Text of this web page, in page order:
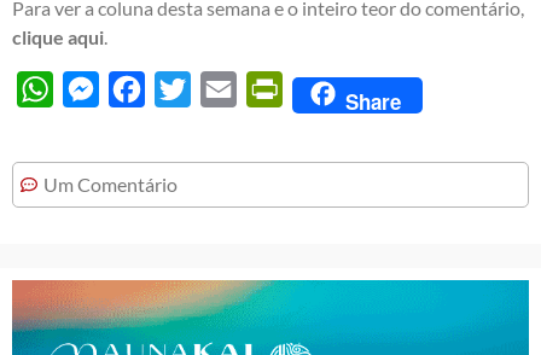
Para ver a coluna desta semana e o inteiro teor do comentário,
clique aqui.
WhatsAppMessengerFacebook
Twitter Email PrintFriendly
Share
Um Comentário